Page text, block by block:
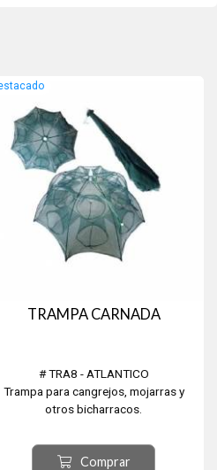
TRAMPA CARNADA
# TRA8 - ATLANTICO
Trampa para cangrejos, mojarras y
otros bicharracos.
Carnada Asegurada.
Comprar